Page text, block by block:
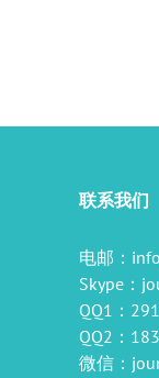
联系我们
电邮：
Skype：
QQ1：
QQ2：
微信：